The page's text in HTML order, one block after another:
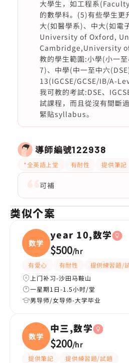
大學生，如工程系
的數學科。(5)有些學生更
大(如醫學系)、中大(如電
University of Oxford,
Cambridge,University
教的學生範圍:小學(小一
7)、中學(中一至中六
13(IGCSE/GCSE/IB/A-
我可教的考試:DSE、
試課程，而且從沒有間斷
緊貼syllabus。
導師編號122938
*全英語上堂 有耐性 提供筆記
可補
类似个案
数学
year 10,数学
$500/hr
有愛心 有耐性 提供練習題/
上门补习-沙田马鞍山
一星期1日-1.5小时/堂
男导师/女导师-大学毕业
数学
中三,数学
$200/hr
提供筆記
提供練習題/試題